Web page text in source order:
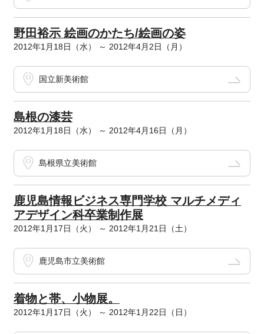
野田裕示 絵画のかたち/絵画の姿
2012年1月18日（水） ～ 2012年4月2日（月）
国立新美術館
島根の漆芸
2012年1月18日（水） ～ 2012年4月16日（月）
島根県立美術館
鹿児島情報ビジネス専門学校 マルチメディ
アデザイン科卒業制作展
2012年1月17日（火） ～ 2012年1月21日（土）
鹿児島市立美術館
着物と帯、小物展。
2012年1月17日（火） ～ 2012年1月22日（日）